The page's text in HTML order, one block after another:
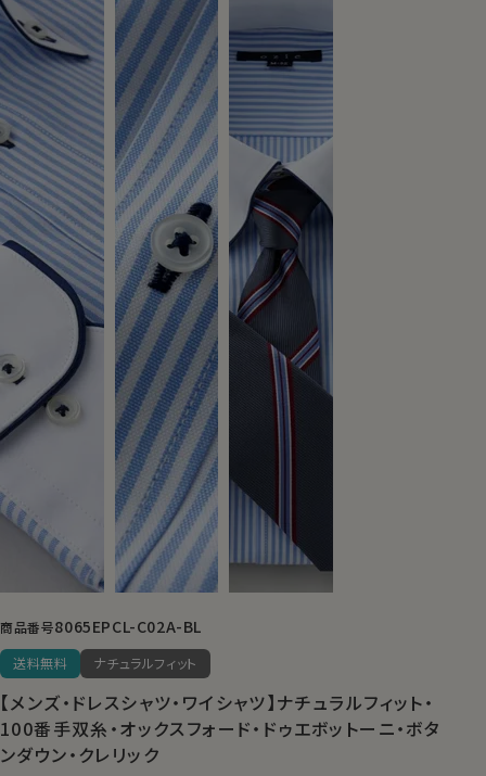
商品番号8065EPCL-C02A-BL
送料無料 ナチュラルフィット
【メンズ・ドレスシャツ・ワイシャツ】ナチュラルフィット・
100番手双糸・オックスフォード・ドゥエボットーニ・ボタ
ンダウン・クレリック